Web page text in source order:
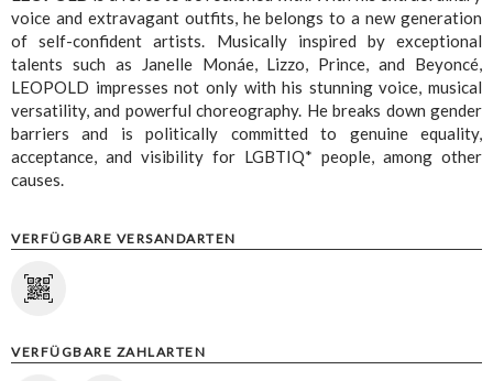
voice and extravagant outfits, he belongs to a new generation
of self-confident artists. Musically inspired by exceptional
talents such as Janelle Monáe, Lizzo, Prince, and Beyoncé,
LEOPOLD impresses not only with his stunning voice, musical
versatility, and powerful choreography. He breaks down gender
barriers and is politically committed to genuine equality,
acceptance, and visibility for LGBTIQ* people, among other
causes.
VERFÜGBARE VERSANDARTEN
VERFÜGBARE ZAHLARTEN